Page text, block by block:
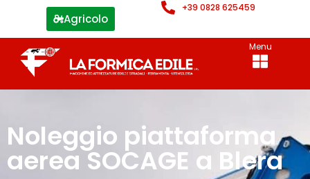
Agricolo
+39 0828 625459
Menu
Noleggio piattaforma
aerea SOCAGE a Blera